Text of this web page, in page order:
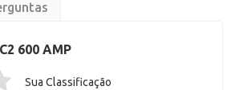
600 AMP
Sua Classificação